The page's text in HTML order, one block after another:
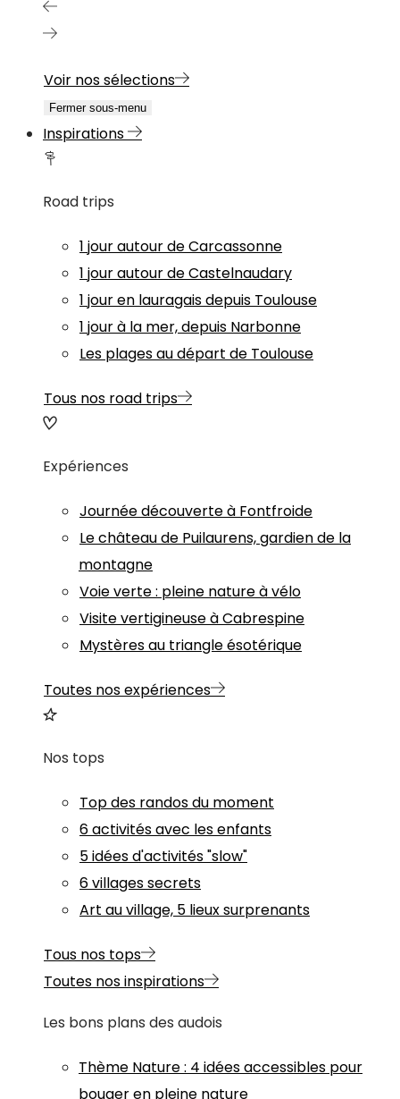
Voir nos sélections
Fermer sous-menu
Inspirations
Road trips
1 jour autour de Carcassonne
1 jour autour de Castelnaudary
1 jour en lauragais depuis Toulouse
1 jour à la mer, depuis Narbonne
Les plages au départ de Toulouse
Tous nos road trips
Expériences
Journée découverte à Fontfroide
Le château de Puilaurens, gardien de la
montagne
Voie verte : pleine nature à vélo
Visite vertigineuse à Cabrespine
Mystères au triangle ésotérique
Toutes nos expériences
Nos tops
Top des randos du moment
6 activités avec les enfants
5 idées d'activités "slow"
6 villages secrets
Art au village, 5 lieux surprenants
Tous nos tops
Toutes nos inspirations
Les bons plans des audois
Thème Nature: 4 idées accessibles pour
bouger en pleine nature